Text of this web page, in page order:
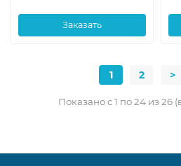
Заказать
1 2 >
Показано с 1 по 24 из 26